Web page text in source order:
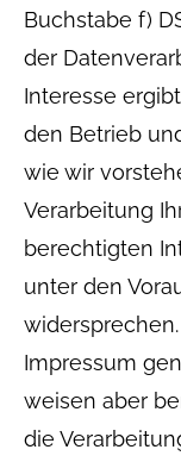
Buchstabe f)
der
Interesse
den Betrieb
wie wir
Verarbeitung
berechtigten
unter den
Impressum
weisen aber
die